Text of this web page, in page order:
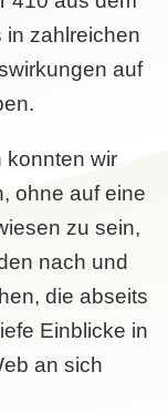
in zahlreichen
auf
konnten wir
ohne auf eine
zu sein,
nach und
die abseits
Einblicke in
an sich